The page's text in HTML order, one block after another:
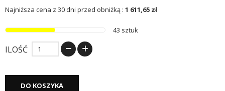
Najniższa cena z 30 dni przed obniżką : 1 611,65 zł
43 sztuk
ILOŚĆ
DO KOSZYKA